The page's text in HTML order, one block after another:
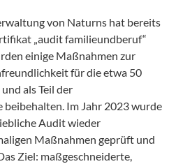
von Naturns hat bereits
„audit familieundberuf“
einige Maßnahmen zur
für die etwa 50
als Teil der
Im Jahr 2023 wurde
Audit wieder
Maßnahmen geprüft und
Ziel: maßgeschneiderte,